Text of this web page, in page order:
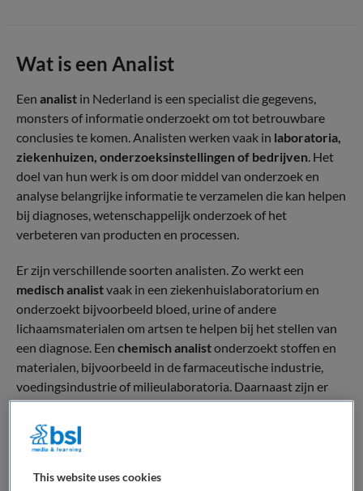
Wat is een Analist
Een analist in Nederland is een specialist die gegevens,
monsters of informatie onderzoekt om tot betrouwbare
conclusies te komen. Analisten werken vaak in laboratoria,
ziekenhuizen, onderzoeksinstellingen of bedrijven. Het
doel van hun werk is om door middel van onderzoek en
analyse belangrijke informatie te verzamelen die kan helpen
bij diagnoses, wetenschappelijk onderzoek of het
verbeteren van producten en processen.
Er zijn verschillende soorten analisten. Zo werkt een
medisch analistvaak in een ziekenhuislaboratorium en
onderzoekt bijvoorbeeld bloed, urine of andere
lichaamsmaterialen om artsen te helpen bij het stellen van
een diagnose. Een chemisch analistonderzoekt stoffen en
materialen, bijvoorbeeld in de farmaceutische industrie,
voedingsindustrie of milieulaboratoria. Daarnaast zijn er
ook analisten die zich bezighouden met het analyseren van
data of bedrijfsinformatie.
zoalsartsen, onderzoekers, laboranten of technici
This website uses cookies